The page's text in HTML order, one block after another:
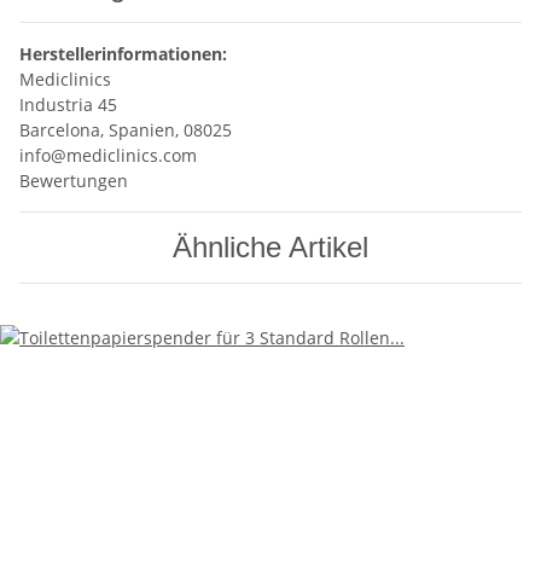
Herstellerinformationen:
Mediclinics
Industria 45
Barcelona, Spanien, 08025
info@mediclinics.com
Bewertungen
Ähnliche Artikel